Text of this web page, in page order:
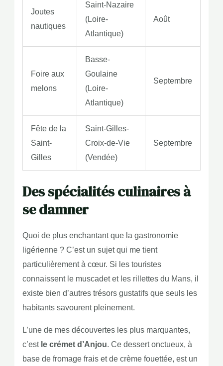
Joutes
nautiques
Saint-Nazaire
(Loire-
Atlantique)
Août
Foire aux
melons
Basse-
Goulaine
(Loire-
Atlantique)
Septembre
Fête de la
Saint-
Gilles
Saint-Gilles-
Croix-de-Vie
(Vendée)
Septembre
Des spécialités culinaires à
se damner
Quoi de plus enchantant que la gastronomie
ligérienne ? C’est un sujet qui me tient
particulièrement à cœur. Si les touristes
connaissent le muscadet et les rillettes du Mans, il
existe bien d’autres trésors gustatifs que seuls les
habitants savourent pleinement.
L’une de mes découvertes les plus marquantes,
c’est le crémet d’Anjou. Ce dessert onctueux, à
base de fromage frais et de crème fouettée, est un